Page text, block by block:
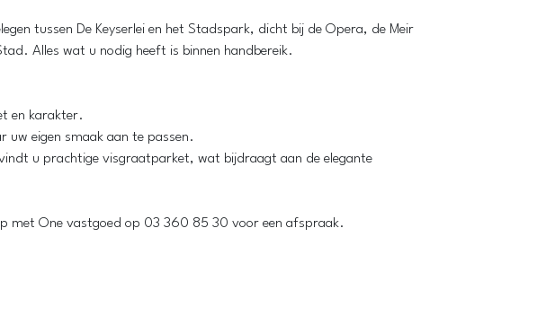
tussen De Keyserlei en het Stadspark, dicht bij de Opera, de Meir
Alles wat u nodig heeft is binnen handbereik.
en karakter.
uw eigen smaak aan te passen.
u prachtige visgraatparket, wat bijdraagt aan de elegante
met One vastgoed op 03 360 85 30 voor een afspraak.